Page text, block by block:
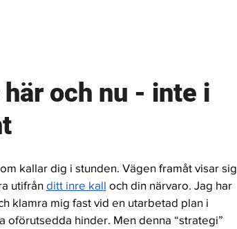
och nu - inte i
kallar dig i stunden. Vägen framåt visar sig
utifrån ditt inre kall och din närvaro. Jag har
klamra mig fast vid en utarbetad plan i
oförutsedda hinder. Men denna “strategi”